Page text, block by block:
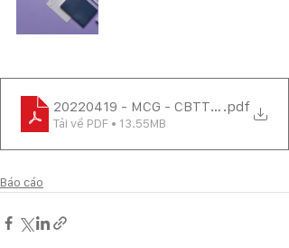
20220419 - MCG - CBTT BC.pdf
Tải về PDF • 13.55MB
Báo cáo